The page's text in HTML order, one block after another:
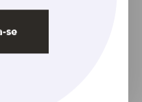
se